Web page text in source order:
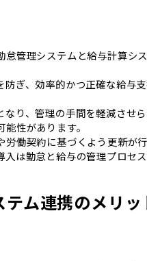
管理システムと給与計算シ
ぎ、効率的かつ正確な給与
り、管理の手間を軽減させ
性があります。
働契約に基づくよう更新が
は勤怠と給与の管理プロセ
ム連携のメリッ